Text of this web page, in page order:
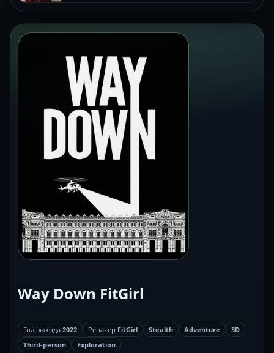
Way Down FitGirl
Год выхода:2022 Репакер:FitGirl Stealth Adventure
3D
Third-person
Exploration